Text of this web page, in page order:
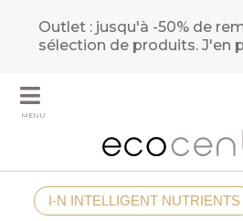
Outlet : jusqu'à -50% de
sélection de produits.J'en
MENU
I-N INTELLIGENT NUTRIENTS